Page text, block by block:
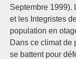
Septembre 1999).
et les Integristes
population en
Dans ce climat de
se battent pour